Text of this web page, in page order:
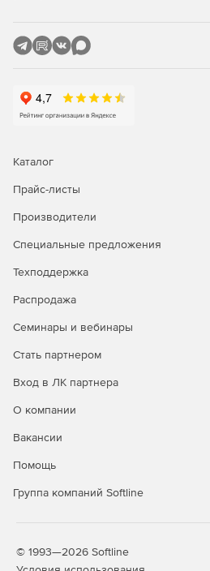
Каталог
Прайс-листы
Производители
Специальные предложения
Техподдержка
Распродажа
Семинары и вебинары
Стать партнером
Вход в ЛК партнера
О компании
Вакансии
Помощь
Группа компаний Softline
© 1993—2026 Softline